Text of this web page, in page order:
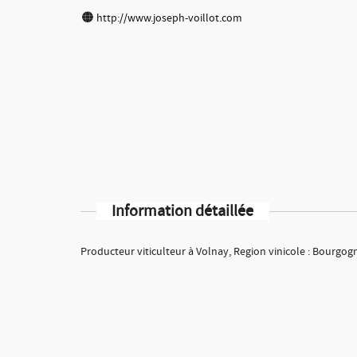
http://www.joseph-voillot.com
Information détaillée
Producteur viticulteur à Volnay, Region vinicole :